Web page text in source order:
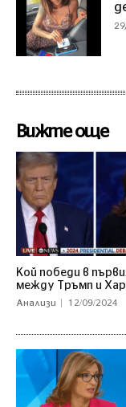
Вижте още
Кой победи в
между Тръмп и
Анализи 12/09/2024